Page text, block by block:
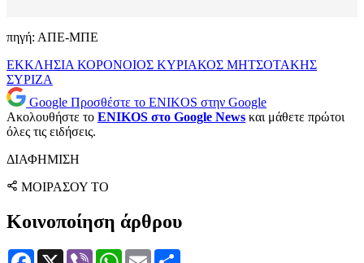
πηγή: ΑΠΕ-ΜΠΕ
ΕΚΚΛΗΣΙΑ ΚΟΡΟΝΟΙΟΣ ΚΥΡΙΑΚΟΣ ΜΗΤΣΟΤΑΚΗΣ
ΣΥΡΙΖΑ
Google Προσθέστε το ENIKOS στην Google
Ακολουθήστε το ENIKOS στο Google News και μάθετε πρώτοι
όλες τις ειδήσεις.
ΔΙΑΦΗΜΙΣΗ
ΜΟΙΡΑΣΟΥ ΤΟ
Κοινοποίηση άρθρου
Facebook
X Viber WhatsApp
Email